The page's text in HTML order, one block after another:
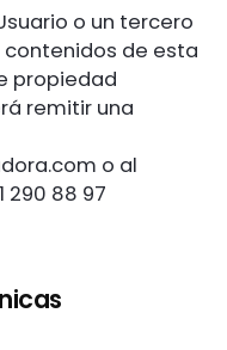
o un tercero
de esta
propiedad
remitir una
o al
290 88 97